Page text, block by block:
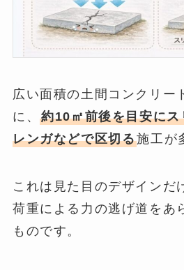
広い面積の土間コンクリー
に、約10㎡前後を目安に
レンガなどで区切る施工が
これは見た目のデザインだ
荷重による力の逃げ道をあ
ものです。